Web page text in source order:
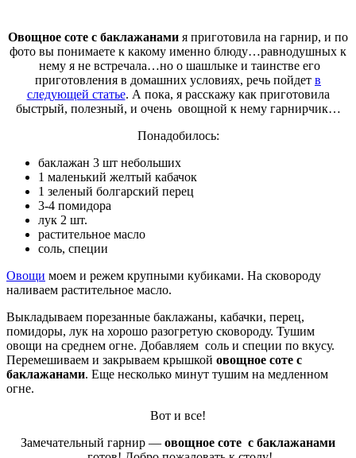
Овощное соте с баклажанами я приготовила на гарнир, и по
фото вы понимаете к какому именно блюду…равнодушных к
нему я не встречала…но о шашлыке и таинстве его
приготовления в домашних условиях, речь пойдет в
следующей статье. А пока, я расскажу как приготовила
быстрый, полезный, и очень овощной к нему гарнирчик…
Понадобилось:
баклажан 3 шт небольших
1 маленький желтый кабачок
1 зеленый болгарский перец
3-4 помидора
лук 2 шт.
растительное масло
соль, специи
Овощи моем и режем крупными кубиками. На сковороду
наливаем растительное масло.
Выкладываем порезанные баклажаны, кабачки, перец,
помидоры, лук на хорошо разогретую сковороду. Тушим
овощи на среднем огне. Добавляем соль и специи по вкусу.
Перемешиваем и закрываем крышкой овощное соте с
баклажанами. Еще несколько минут тушим на медленном
огне.
Вот и все!
Замечательный гарнир — овощное соте с баклажанами